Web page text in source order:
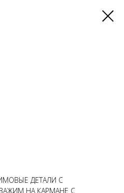
ДЕТАЛИ С
НА КАРМАНЕ С